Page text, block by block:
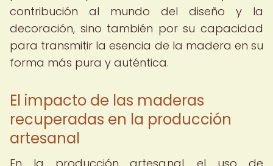
contribución al mundo del diseño y la
decoración, sino también por su capacidad
para transmitir la esencia de la madera en su
forma más pura y auténtica.
El impacto de las maderas
recuperadas en la producción
artesanal